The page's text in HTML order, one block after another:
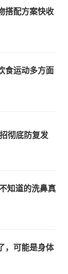
搭配方案快收
食运动多方面
彻底防复发
知道的洗鼻真
，可能是身体